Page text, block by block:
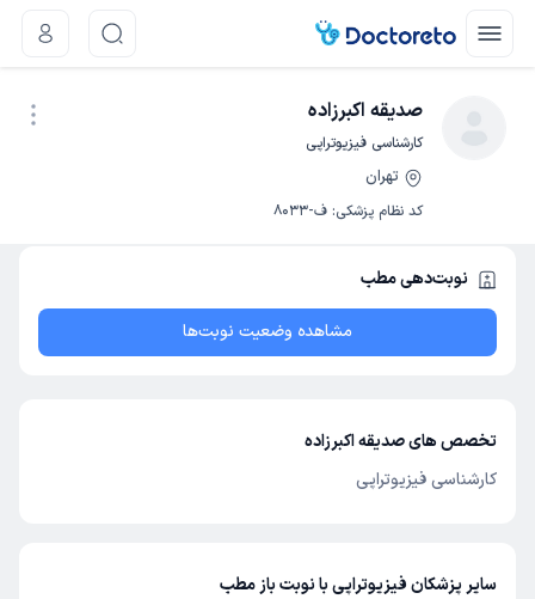
صدیقه اکبرزاده
کارشناسی فیزیوتراپی
تهران
کد نظام پزشکی: ف-8033
نوبت‌دهی مطب
مشاهده وضعیت نوبت‌ها
تخصص های صدیقه اکبرزاده
کارشناسی فیزیوتراپی
سایر پزشکان فیزیوتراپی با نوبت باز مطب